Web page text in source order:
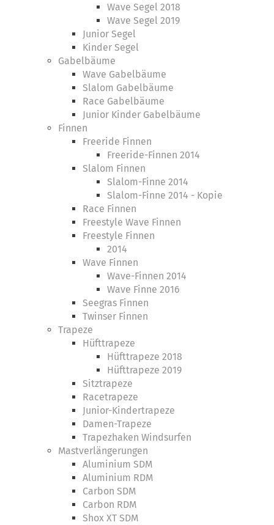
Wave Segel 2018
Wave Segel 2019
Junior Segel
Kinder Segel
Gabelbäume
Wave Gabelbäume
Slalom Gabelbäume
Race Gabelbäume
Junior Kinder Gabelbäume
Finnen
Freeride Finnen
Freeride-Finnen 2014
Slalom Finnen
Slalom-Finne 2014
Slalom-Finne 2014 - Kopie
Race Finnen
Freestyle Wave Finnen
Freestyle Finnen
2014
Wave Finnen
Wave-Finnen 2014
Wave Finne 2016
Seegras Finnen
Twinser Finnen
Trapeze
Hüfttrapeze
Hüfttrapeze 2018
Hüfttrapeze 2019
Sitztrapeze
Racetrapeze
Junior-Kindertrapeze
Damen-Trapeze
Trapezhaken Windsurfen
Mastverlängerungen
Aluminium SDM
Aluminium RDM
Carbon SDM
Carbon RDM
Shox XT SDM